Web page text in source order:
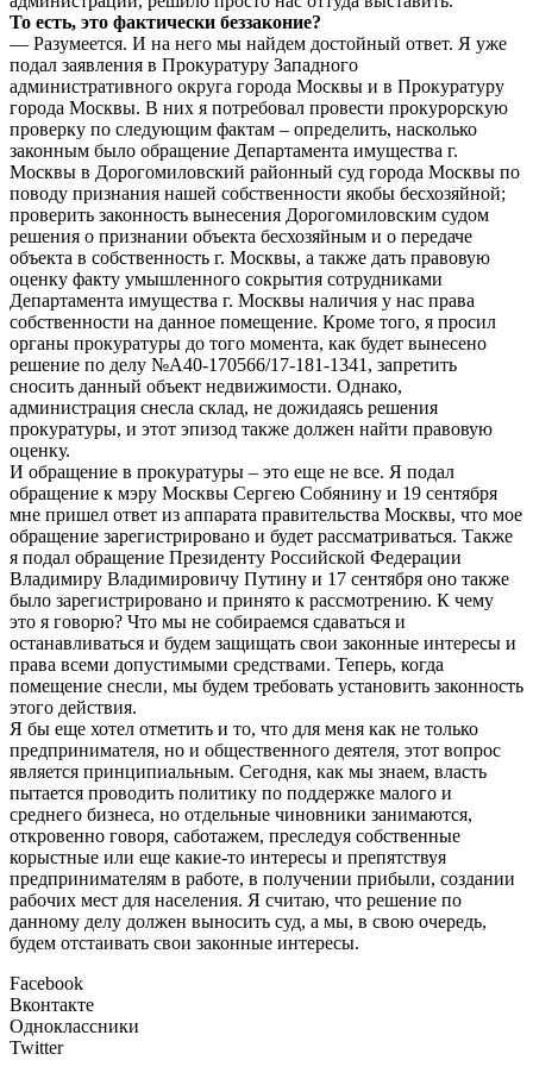
То есть, это фактически беззаконие?
— Разумеется. И на него мы найдем достойный ответ. Я уже
подал заявления в Прокуратуру Западного
административного округа города Москвы и в Прокуратуру
города Москвы. В них я потребовал провести прокурорскую
проверку по следующим фактам – определить, насколько
законным было обращение Департамента имущества г.
Москвы в Дорогомиловский районный суд города Москвы по
поводу признания нашей собственности якобы бесхозяйной;
проверить законность вынесения Дорогомиловским судом
решения о признании объекта бесхозяйным и о передаче
объекта в собственность г. Москвы, а также дать правовую
оценку факту умышленного сокрытия сотрудниками
Департамента имущества г. Москвы наличия у нас права
собственности на данное помещение. Кроме того, я просил
органы прокуратуры до того момента, как будет вынесено
решение по делу №А40-170566/17-181-1341, запретить
сносить данный объект недвижимости. Однако,
администрация снесла склад, не дожидаясь решения
прокуратуры, и этот эпизод также должен найти правовую
оценку.
И обращение в прокуратуры – это еще не все. Я подал
обращение к мэру Москвы Сергею Собянину и 19 сентября
мне пришел ответ из аппарата правительства Москвы, что мое
обращение зарегистрировано и будет рассматриваться. Также
я подал обращение Президенту Российской Федерации
Владимиру Владимировичу Путину и 17 сентября оно также
было зарегистрировано и принято к рассмотрению. К чему
это я говорю? Что мы не собираемся сдаваться и
останавливаться и будем защищать свои законные интересы и
права всеми допустимыми средствами. Теперь, когда
помещение снесли, мы будем требовать установить законность
этого действия.
Я бы еще хотел отметить и то, что для меня как не только
предпринимателя, но и общественного деятеля, этот вопрос
является принципиальным. Сегодня, как мы знаем, власть
пытается проводить политику по поддержке малого и
среднего бизнеса, но отдельные чиновники занимаются,
откровенно говоря, саботажем, преследуя собственные
корыстные или еще какие-то интересы и препятствуя
предпринимателям в работе, в получении прибыли, создании
рабочих мест для населения. Я считаю, что решение по
данному делу должен выносить суд, а мы, в свою очередь,
будем отстаивать свои законные интересы.
Facebook
Вконтакте
Одноклассники
Twitter